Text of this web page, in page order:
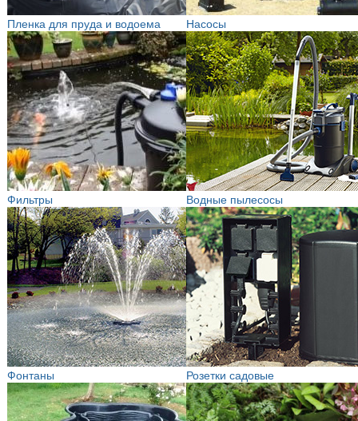
Пленка для пруда и водоема Насосы
Фильтры Водные пылесосы
Фонтаны Розетки садовые